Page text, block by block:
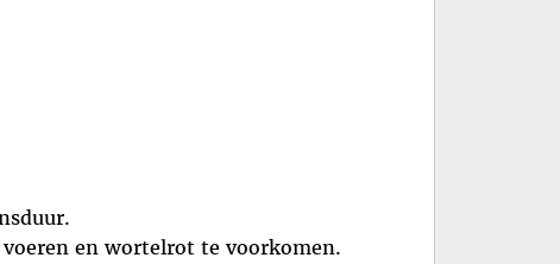
en wortelrot te voorkomen.